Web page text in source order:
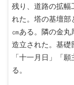
残り、道路の拡幅
れた。塔の基壇
㎝ある。隣の金
造立された。基礎
「十一月日」「
る。